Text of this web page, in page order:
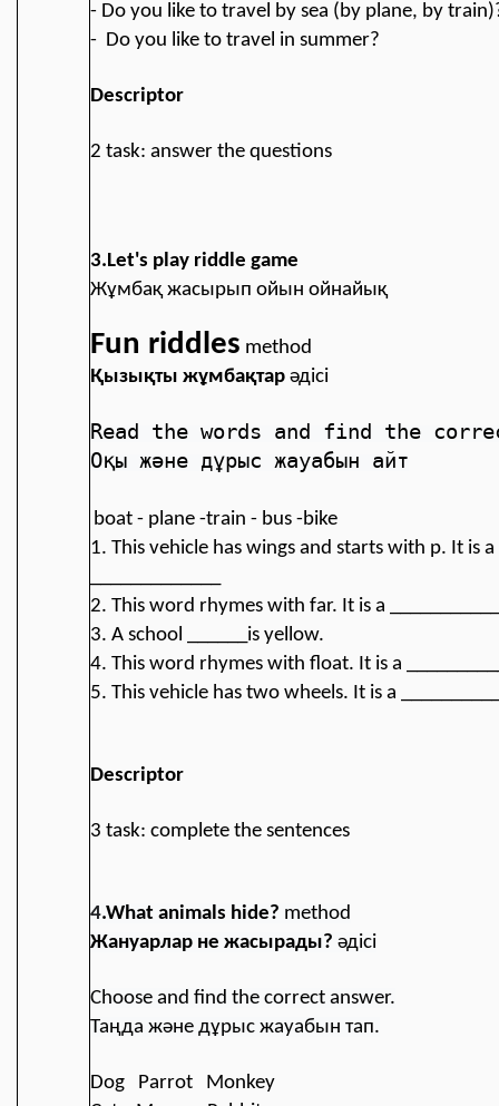
- Do you like to travel by sea (by plane, by
- Do you like to travel in summer?
Descriptor
2 task: answer the questions
3.Let's play riddle game
Жұмбақ жасырып ойын ойнайық
Fun riddles method
Қызықты жұмбақтар әдісі
Read the words and find the
Оқы және дұрыс жауабын айт
boat - plane -train - bus -bike
1. This vehicle has wings and starts with p. It is a
2. This word rhymes with far. It is a
3. A school ______is yellow.
4. This word rhymes with float. It is a
5. This vehicle has two wheels. It is a
Descriptor
3 task: complete the sentences
4.What animals hide? method
Жануарлар не жасырады? әдісі
Choose and find the correct answer.
Таңда және дұрыс жауабын тап.
Dog Parrot Monkey